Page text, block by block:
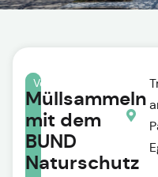
Einzeltermin
Vereine
Müllsammeln
mit dem
BUND
Naturschutz